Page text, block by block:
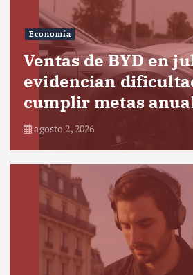
Economía
Ventas de BYD en
evidencian
cumplir metas
agosto 2, 2026